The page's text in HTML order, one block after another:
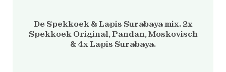
De Spekkoek & Lapis Surabaya mix. 2x
Spekkoek Original, Pandan, Moskovisch
& 4x Lapis Surabaya.